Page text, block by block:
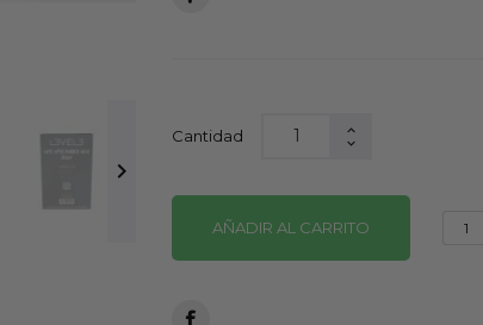

Cantidad
AÑADIR AL CARRITO 1